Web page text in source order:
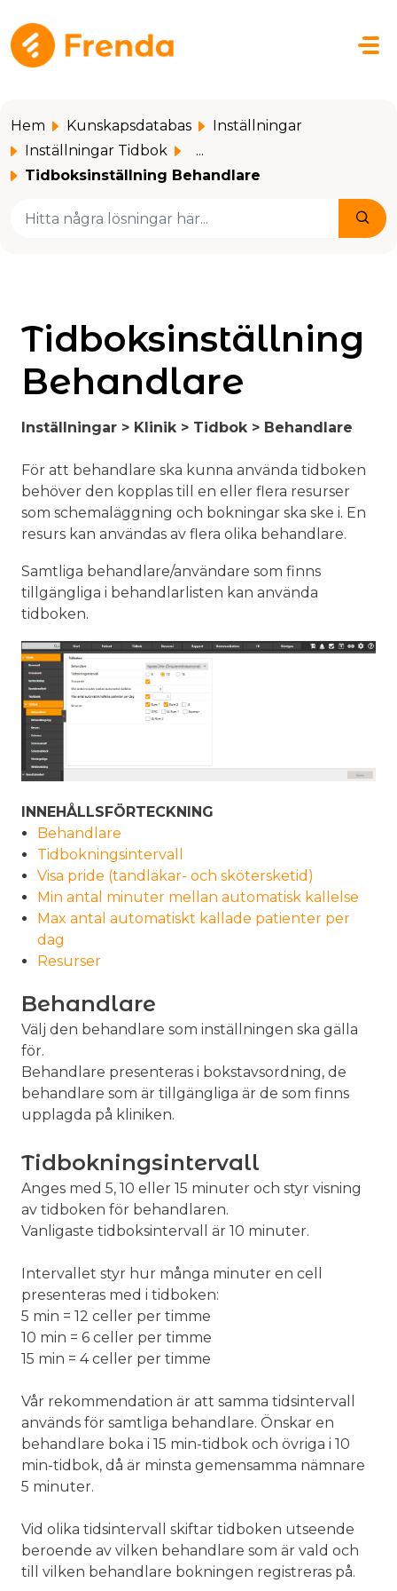
Hoppa över till huvudinnehåll
Hem Kunskapsdatabas
Inställningar
Inställningar Tidbok
...
Tidboksinställning Behandlare
Tidboksinställning
Behandlare
Inställningar > Klinik > Tidbok > Behandlare
För att behandlare ska kunna använda tidboken
behöver den kopplas till en eller flera resurser
som schemaläggning och bokningar ska ske i. En
resurs kan användas av flera olika behandlare.
Samtliga behandlare/användare som finns
tillgängliga i behandlarlisten kan använda
tidboken.
INNEHÅLLSFÖRTECKNING
Behandlare
Tidbokningsintervall
Visa pride (tandläkar- och skötersketid)
Min antal minuter mellan automatisk kallelse
Max antal automatiskt kallade patienter per
dag
Resurser
Behandlare
Välj den behandlare som inställningen ska gälla
för.
Behandlare presenteras i bokstavsordning, de
behandlare som är tillgängliga är de som finns
upplagda på kliniken.
Tidbokningsintervall
Anges med 5, 10 eller 15 minuter och styr visning
av tidboken för behandlaren.
Vanligaste tidboksintervall är 10 minuter.
Intervallet styr hur många minuter en cell
presenteras med i tidboken:
5 min = 12 celler per timme
10 min = 6 celler per timme
15 min = 4 celler per timme
Vår rekommendation är att samma tidsintervall
används för samtliga behandlare. Önskar en
behandlare boka i 15 min-tidbok och övriga i 10
min-tidbok, då är minsta gemensamma nämnare
5 minuter.
Vid olika tidsintervall skiftar tidboken utseende
beroende av vilken behandlare som är vald och
till vilken behandlare bokningen registreras på.